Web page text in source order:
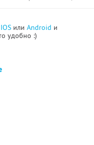
IOS или Android и
удобно :)